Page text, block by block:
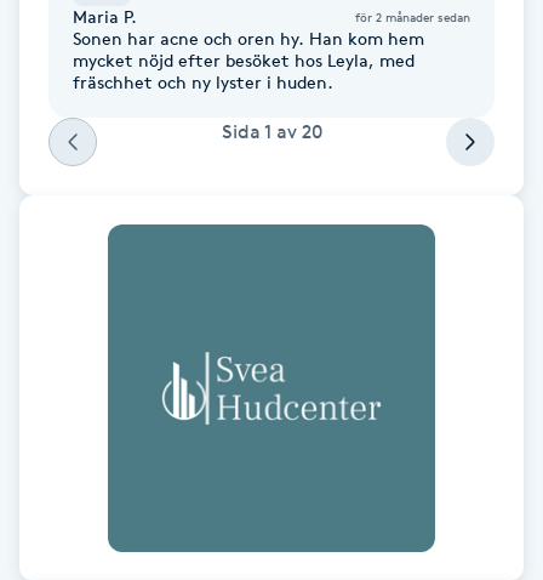
Fotsvamp
Fotvård
Fransar
Fransborttagning
Fransförlängning Megavolym
Fransk manikyr
Maria P. för 2 månader sedan
Sonen har acne och oren hy. Han kom hem
mycket nöjd efter besöket hos Leyla, med
fräschhet och ny lyster i huden.
Sida 1 av 20